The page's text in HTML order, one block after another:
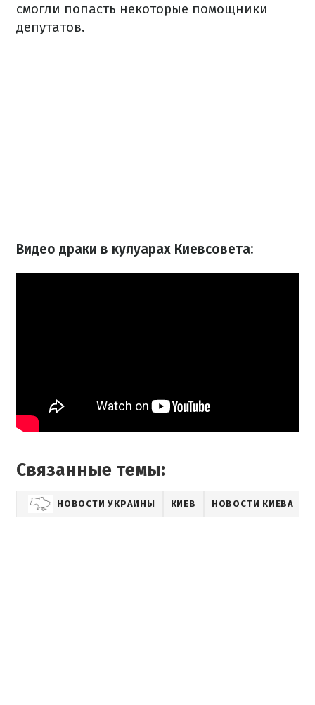
смогли попасть некоторые помощники
депутатов.
Видео драки в кулуарах Киевсовета:
Связанные темы:
НОВОСТИ УКРАИНЫ КИЕВ НОВОСТИ КИЕВА